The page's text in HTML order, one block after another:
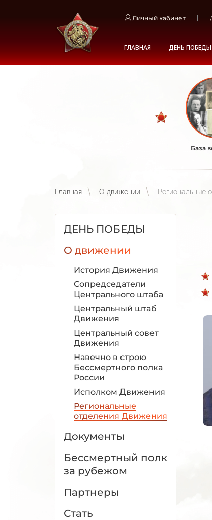
Личный кабинет
ГЛАВНАЯ ДЕНЬ ПОБЕДЫ
База
Главная О движении Региональные
ДЕНЬ ПОБЕДЫ
О движении
История Движения
Сопредседатели
Центрального штаба
Центральный штаб
Движения
Центральный совет
Движения
Навечно в строю
Бессмертного полка
России
Исполком Движения
Региональные
отделения Движения
Документы
Бессмертный полк
за рубежом
Партнеры
Стать